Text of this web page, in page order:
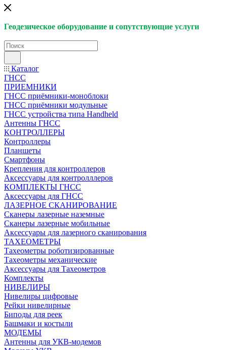
Геодезическое оборудование и сопутствующие услуги
Каталог
ГНСС
ПРИЕМНИКИ
ГНСС приёмники-моноблоки
ГНСС приёмники модульные
ГНСС устройства типа Handheld
Антенны ГНСС
КОНТРОЛЛЕРЫ
Контроллеры
Планшеты
Смартфоны
Крепления для контроллеров
Аксессуары для контролллеров
КОМПЛЕКТЫ ГНСС
Аксессуары для ГНСС
ЛАЗЕРНОЕ СКАНИРОВАНИЕ
Сканеры лазерные наземные
Сканеры лазерные мобильные
Аксессуары для лазерного сканирования
ТАХЕОМЕТРЫ
Тахеометры роботизированные
Тахеометры механические
Аксессуары для Тахеометров
Комплекты
НИВЕЛИРЫ
Нивелиры цифровые
Рейки нивелирные
Биподы для реек
Башмаки и костыли
МОДЕМЫ
Антенны для УКВ-модемов